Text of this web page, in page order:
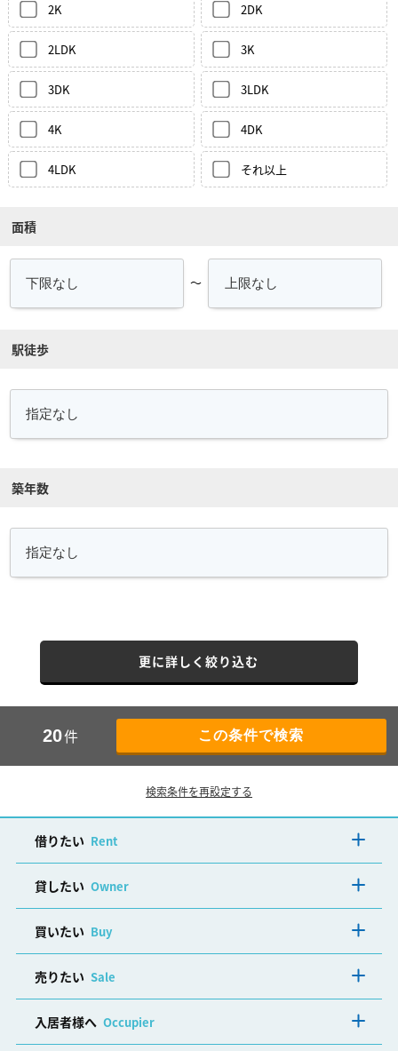
2K 2DK
2LDK 3K
3DK 3LDK
4K 4DK
4LDK それ以上
面積
～
駅徒歩
築年数
更に詳しく絞り込む
20件
検索条件を再設定する
借りたい Rent
貸したい Owner
買いたい Buy
売りたい Sale
入居者様へ Occupier